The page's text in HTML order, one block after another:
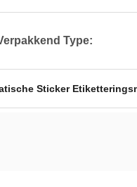
Type:
Sticker